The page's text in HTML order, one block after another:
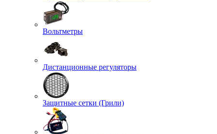
Вольтметры
Дистанционные регуляторы
Защитные сетки (Грили)